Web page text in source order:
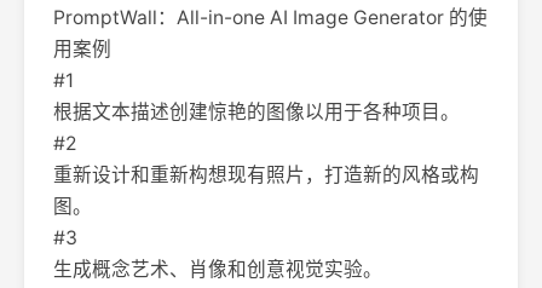
PromptWall：All-in-one AI Image Generator 的使
用案例
#1
根据文本描述创建惊艳的图像以用于各种项目。
#2
重新设计和重新构想现有照片，打造新的风格或构
图。
#3
生成概念艺术、肖像和创意视觉实验。